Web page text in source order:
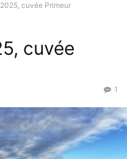
cuvée Primeur
cuvée
1